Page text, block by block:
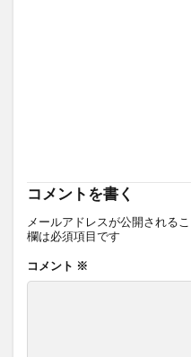
コメントを書く
メールアドレスが公開されるこ
欄は必須項目です
コメント ※